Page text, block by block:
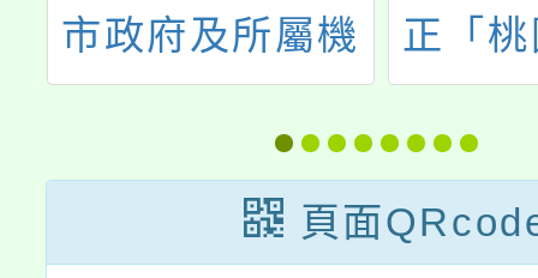
市政府及所屬機
關學校員工健康
檢查補助問答
集」
正「
鼓勵
校及
工提
頁面